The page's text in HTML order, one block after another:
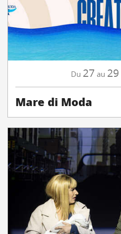
Du 27 au 29
Mare di Moda